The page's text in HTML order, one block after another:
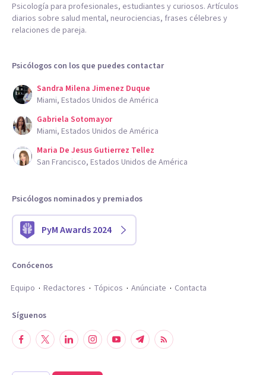
Psicología para profesionales, estudiantes y curiosos. Artículos
diarios sobre salud mental, neurociencias, frases célebres y
relaciones de pareja.
Psicólogos con los que puedes contactar
Sandra Milena Jimenez Duque
Miami, Estados Unidos de América
Gabriela Sotomayor
Miami, Estados Unidos de América
Maria De Jesus Gutierrez Tellez
San Francisco, Estados Unidos de América
Psicólogos nominados y premiados
PyM Awards 2024
Conócenos
Equipo
Redactores Tópicos Anúnciate Contacta
Síguenos